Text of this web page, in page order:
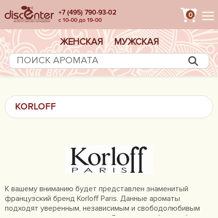
+7 (495) 790-93-02
с 10-00 до 19-00
0
ЖЕНСКАЯ МУЖСКАЯ
KORLOFF
К вашему вниманию будет представлен знаменитый
французский бренд Korloff Paris. Данные ароматы
подходят уверенным, независимым и свободолюбивым